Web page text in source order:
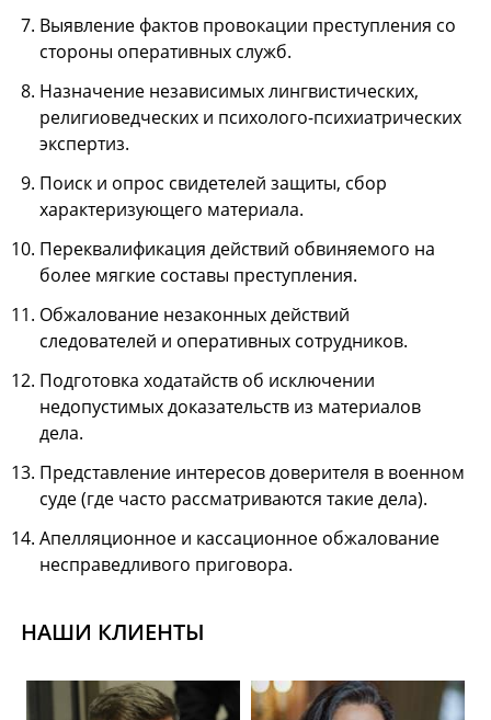
Выявление фактов провокации преступления со
стороны оперативных служб.
Назначение независимых лингвистических,
религиоведческих и психолого-психиатрических
экспертиз.
Поиск и опрос свидетелей защиты, сбор
характеризующего материала.
Переквалификация действий обвиняемого на
более мягкие составы преступления.
Обжалование незаконных действий
следователей и оперативных сотрудников.
Подготовка ходатайств об исключении
недопустимых доказательств из материалов
дела.
Представление интересов доверителя в военном
суде (где часто рассматриваются такие дела).
Апелляционное и кассационное обжалование
несправедливого приговора.
НАШИ КЛИЕНТЫ